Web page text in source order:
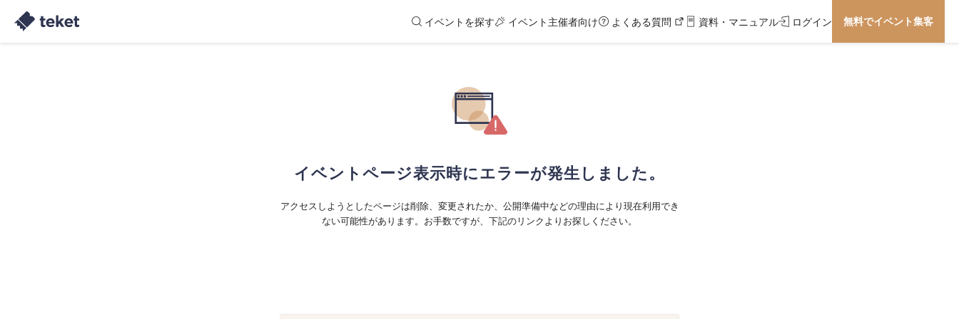
イベントを探す イベント主催者向け よくある質問 資料・マニュアル ログイン 無料でイベント集客
イベントページ表示時にエラーが発生しました。
アクセスしようとしたページは削除、変更されたか、公開準備中などの理由により現在利用でき
ない可能性があります。お手数ですが、下記のリンクよりお探しください。